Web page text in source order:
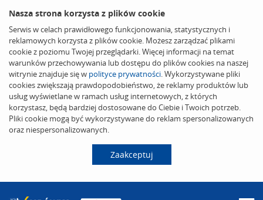
Nasza strona korzysta z plików cookie
Serwis w celach prawidłowego funkcjonowania, statystycznych i
reklamowych korzysta z plików cookie. Możesz zarządzać plikami
cookie z poziomu Twojej przeglądarki. Więcej informacji na temat
warunków przechowywania lub dostępu do plików cookies na naszej
witrynie znajduje się w polityce prywatności. Wykorzystywane pliki
cookies zwiększają prawdopodobieństwo, że reklamy produktów lub
usług wyświetlane w ramach usług internetowych, z których
korzystasz, będą bardziej dostosowane do Ciebie i Twoich potrzeb.
Pliki cookie mogą być wykorzystywane do reklam spersonalizowanych
oraz niespersonalizowanych.
Zaakceptuj